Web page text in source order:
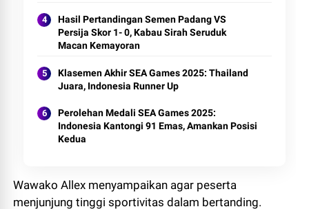
Hasil Pertandingan Semen Padang VS
Persija Skor 1- 0, Kabau Sirah Seruduk
Macan Kemayoran
Klasemen Akhir SEA Games 2025: Thailand
Juara, Indonesia Runner Up
Perolehan Medali SEA Games 2025:
Indonesia Kantongi 91 Emas, Amankan Posisi
Kedua
Wawako Allex menyampaikan agar peserta
menjunjung tinggi sportivitas dalam bertanding.